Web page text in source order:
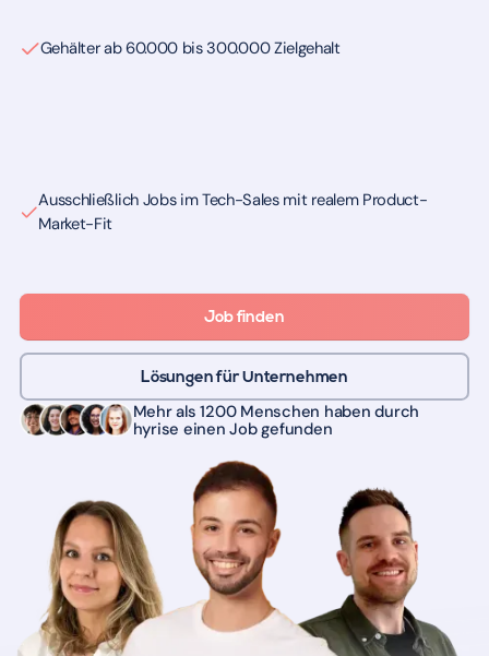
Gehälter ab 60.000 bis 300.000 Zielgehalt
Ausschließlich Jobs im Tech-Sales mit realem Product-
Market-Fit
Job finden
Lösungen für Unternehmen
Mehr als 1200 Menschen haben durch
hyrise einen Job gefunden